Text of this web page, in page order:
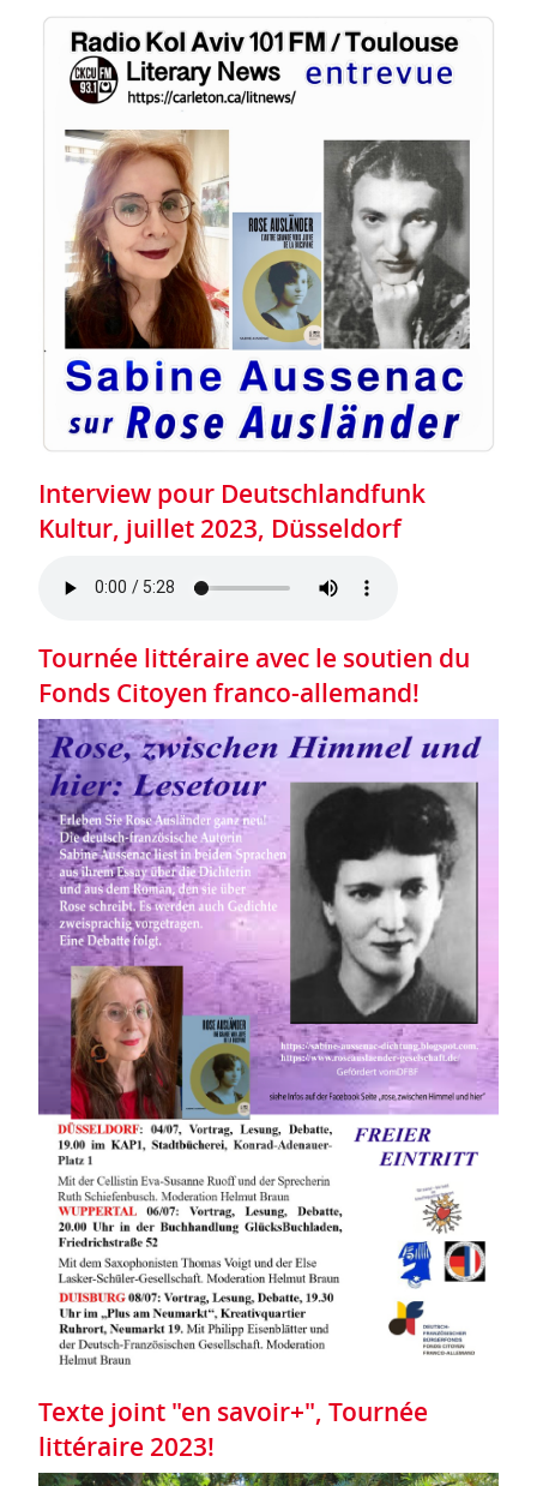
Interview pour Deutschlandfunk
Kultur, juillet 2023, Düsseldorf
Tournée littéraire avec le soutien du
Fonds Citoyen franco-allemand!
Texte joint "en savoir+", Tournée
littéraire 2023!